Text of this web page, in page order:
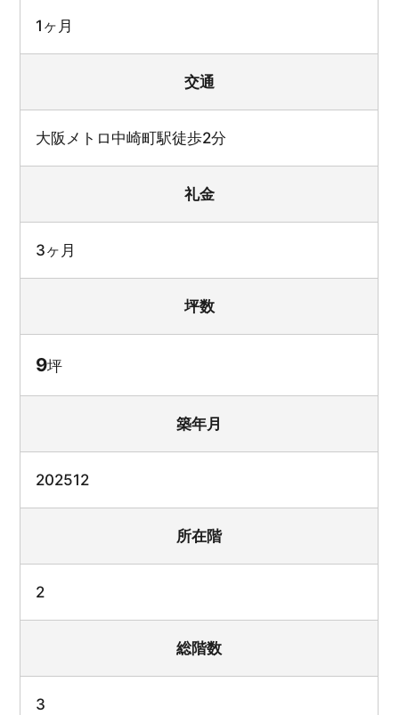
1ヶ月
交通
大阪メトロ中崎町駅徒歩2分
礼金
3ヶ月
坪数
9坪
築年月
202512
所在階
2
総階数
3